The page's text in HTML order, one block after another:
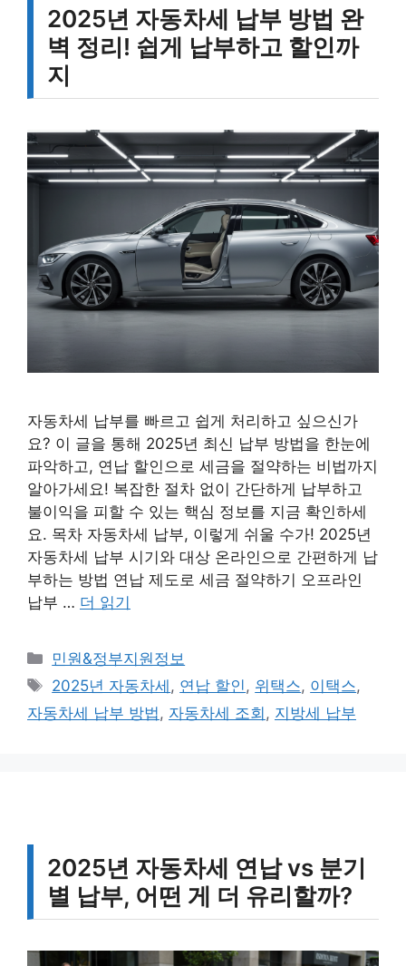
2025년 자동차세 납부 방법 완
벽 정리! 쉽게 납부하고 할인까
지
자동차세 납부를 빠르고 쉽게 처리하고 싶으신가
요? 이 글을 통해 2025년 최신 납부 방법을 한눈에
파악하고, 연납 할인으로 세금을 절약하는 비법까지
알아가세요! 복잡한 절차 없이 간단하게 납부하고
불이익을 피할 수 있는 핵심 정보를 지금 확인하세
요. 목차 자동차세 납부, 이렇게 쉬울 수가! 2025년
자동차세 납부 시기와 대상 온라인으로 간편하게 납
부하는 방법 연납 제도로 세금 절약하기 오프라인
납부 … 더 읽기
카
테
리
민원&정부지원정보
태
그
2025년 자동차세 , 연납 할인 , 위택스, 이택스,
자동차세 납부 방법 , 자동차세 조회 , 지방세 납부
2025년 자동차세 연납 vs 분기
별 납부, 어떤 게 더 유리할까?